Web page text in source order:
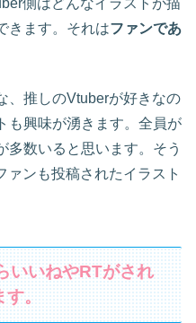
側はどんなイラストが描
きます。それはファンであ
、推しのVtuberが好きなの
も興味が湧きます。全員が
多数いると思います。そう
ンも投稿されたイラスト
いいねやRTがされ
す。